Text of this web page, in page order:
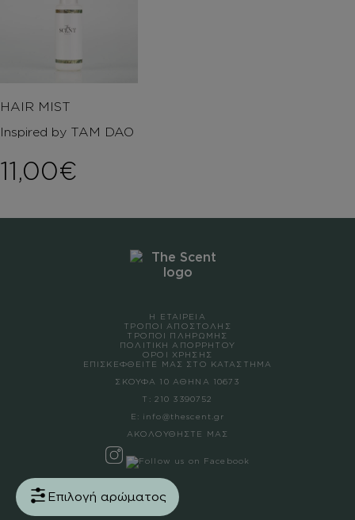
Επιλογή αρώματος
HAIR MIST
Inspired by TAM DAO
11,00€
Η ΕΤΑΙΡΕΙΑ
ΤΡΟΠΟΙ ΑΠΟΣΤΟΛΗΣ
ΤΡΟΠΟΙ ΠΛΗΡΩΜΗΣ
ΠΟΛΙΤΙΚΗ ΑΠΟΡΡΗΤΟΥ
ΟΡΟΙ ΧΡΗΣΗΣ
ΕΠΙΣΚΕΦΘΕΙΤΕ ΜΑΣ ΣΤΟ ΚΑΤΑΣΤΗΜΑ
ΣΚΟΥΦΑ 10 ΑΘΗΝΑ 10673
Τ: 210 3390752
Ε: info@thescent.gr
ΑΚΟΛΟΥΘΗΣΤΕ ΜΑΣ